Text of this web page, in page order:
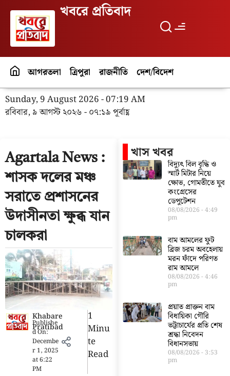
খবরে প্রতিবাদ
আগরতলা ত্রিপুরা রাজনীতি দেশ/বিদেশ
Sunday, 9 August 2026 - 07:19 AM
রবিবার, ৯ আগস্ট ২০২৬ - ০৭:১৯ পূর্বাহ্ণ
Agartala News :
শাসক দলের মঞ্চ
সরাতে প্রশাসনের
উদাসীনতা ক্ষুব্ধ যান
চালকরা
Khabare
Pratibad
Publishe
d On:
Decembe
r 1, 2025
at6:22
PM
1
Minu
Te
Read
খাস খবর
বিদ্যুৎ বিল বৃদ্ধি ও
স্মার্ট মিটার নিয়ে
ক্ষোভ, গোমতীতে যুব
কংগ্রেসের
ডেপুটেশন
08/08/2026 4:49
pm
বাম আমলের ফুট
ব্রিজ চরম অবহেলায়
মরন ফাঁদে পরিণত
রাম আমলে
08/08/2026 4:46
pm
প্রয়াত প্রাক্তন বাম
বিধায়িকা গৌরি
ভট্টাচার্যের প্রতি শেষ
শ্রদ্ধা নিবেদন
বিধানসভায়
08/08/2026 3:53
pm